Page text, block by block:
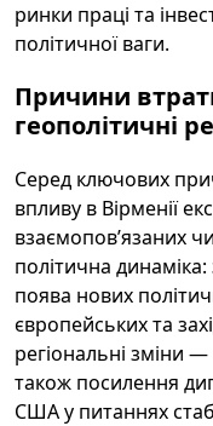
ринки праці та
політичної ваги.
Причини
геополітичні
Серед ключових
впливу в Вірменії
взаємоповʼязаних
політична
поява нових
європейських та
регіональні зміни —
також посилення
США у питаннях